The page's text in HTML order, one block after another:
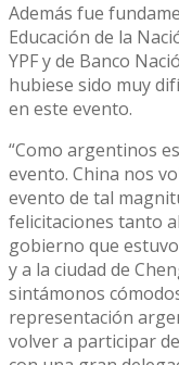
Además fue
Educación de la
YPF y de Banco
hubiese sido muy
en este evento.
“Como argentinos
evento. China nos
evento de tal
felicitaciones tanto
gobierno que
y a la ciudad de
sintámonos
representación
volver a participar